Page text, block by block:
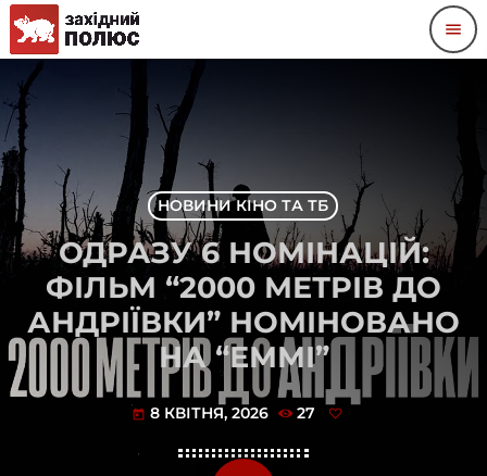
menu
НОВИНИ КІНО ТА ТБ
ОДРАЗУ 6 НОМІНАЦІЙ:
ФІЛЬМ “2000 МЕТРІВ ДО
АНДРІЇВКИ” НОМІНОВАНО
НА “ЕММІ”
today 8 КВІТНЯ, 2026 27